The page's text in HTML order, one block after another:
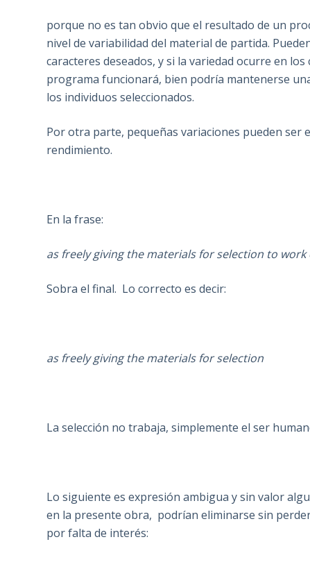
porque no es tan obvio que el resultado de un
nivel de variabilidad del material de partida.
caracteres deseados, y si la variedad ocurre en
programa funcionará, bien podría mantenerse
los individuos seleccionados.
Por otra parte, pequeñas variaciones pueden
rendimiento.
En la frase:
as freely giving the materials for selection to work
Sobra el final. Lo correcto es decir:
as freely giving the materials for selection
La selección no trabaja, simplemente el ser
Lo siguiente es expresión ambigua y sin valor
en la presente obra, podrían eliminarse sin
por falta de interés: